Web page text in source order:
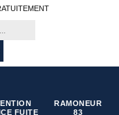
FUITE
RAMONEUR
83